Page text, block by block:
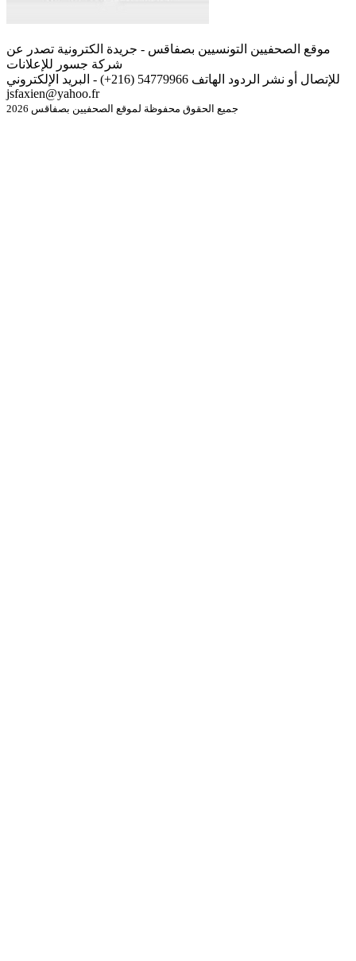
موقع الصحفيين التونسيين بصفاقس - جريدة الكترونية تصدر عن
شركة جسور للإعلانات
للإتصال أو نشر الردود الهاتف 54779966 (216+) - البريد الإلكتروني
jsfaxien@yahoo.fr
جميع الحقوق محفوظة لموقع الصحفيين بصفاقس 2026